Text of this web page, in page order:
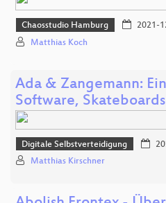
Chaosstudio Hamburg 2021-
Matthias Koch
Ada & Zangemann:
Software,
Digitale Selbstverteidigung
Matthias Kirschner